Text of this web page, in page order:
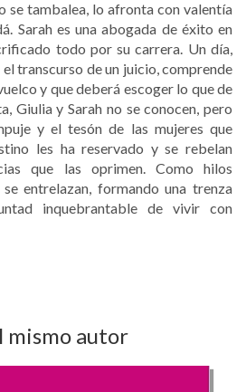
se tambalea, lo afronta con valentía
Sarah es una abogada de éxito en
todo por su carrera. Un día,
transcurso de un juicio, comprende
y que deberá escoger lo que de
Giulia y Sarah no se conocen, pero
y el tesón de las mujeres que
les ha reservado y se rebelan
que las oprimen. Como hilos
entrelazan, formando una trenza
inquebrantable de vivir con
mismo autor